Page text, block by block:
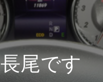
長尾です